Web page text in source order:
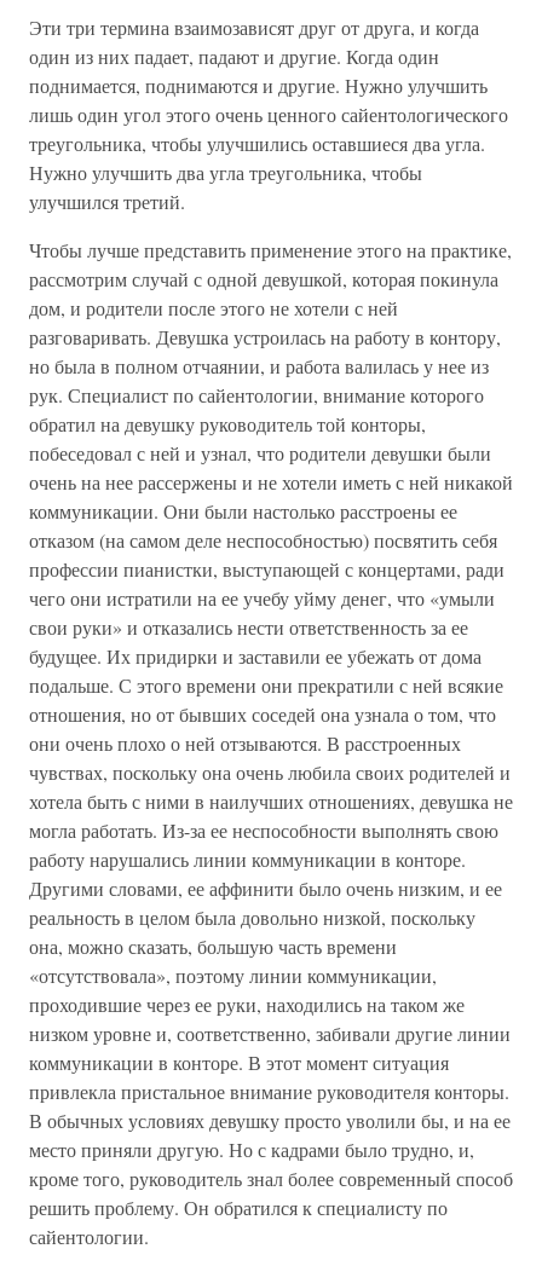
Эти три термина взаимозависят друг от друга, и когда
один из них падает, падают и другие. Когда один
поднимается, поднимаются и другие. Нужно улучшить
лишь один угол этого очень ценного сайентологического
треугольника, чтобы улучшились оставшиеся два угла.
Нужно улучшить два угла треугольника, чтобы
улучшился третий.
Чтобы лучше представить применение этого на практике,
рассмотрим случай с одной девушкой, которая покинула
дом, и родители после этого не хотели с ней
разговаривать. Девушка устроилась на работу в контору,
но была в полном отчаянии, и работа валилась у нее из
рук. Специалист по сайентологии, внимание которого
обратил на девушку руководитель той конторы,
побеседовал с ней и узнал, что родители девушки были
очень на нее рассержены и не хотели иметь с ней никакой
коммуникации. Они были настолько расстроены ее
отказом (на самом деле неспособностью) посвятить себя
профессии пианистки, выступающей с концертами, ради
чего они истратили на ее учебу уйму денег, что «умыли
свои руки» и отказались нести ответственность за ее
будущее. Их придирки и заставили ее убежать от дома
подальше. С этого времени они прекратили с ней всякие
отношения, но от бывших соседей она узнала о том, что
они очень плохо о ней отзываются. В расстроенных
чувствах, поскольку она очень любила своих родителей и
хотела быть с ними в наилучших отношениях, девушка не
могла работать. Из-за ее неспособности выполнять свою
работу нарушались линии коммуникации в конторе.
Другими словами, ее аффинити было очень низким, и ее
реальность в целом была довольно низкой, поскольку
она, можно сказать, большую часть времени
«отсутствовала», поэтому линии коммуникации,
проходившие через ее руки, находились на таком же
низком уровне и, соответственно, забивали другие линии
коммуникации в конторе. В этот момент ситуация
привлекла пристальное внимание руководителя конторы.
В обычных условиях девушку просто уволили бы, и на ее
место приняли другую. Но с кадрами было трудно, и,
кроме того, руководитель знал более современный способ
решить проблему. Он обратился к специалисту по
сайентологии.